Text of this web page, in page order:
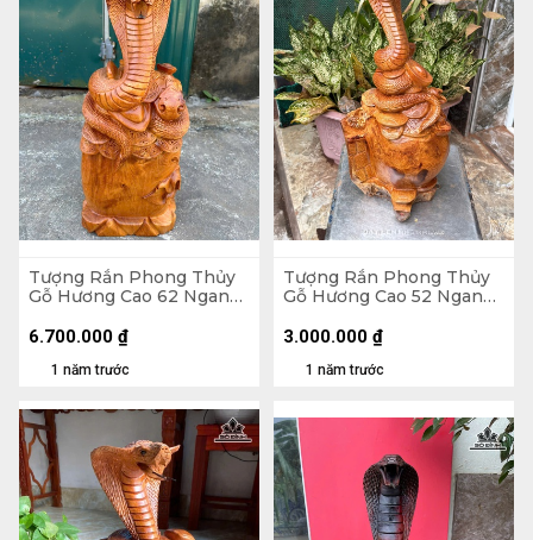
Tượng Rắn Phong Thủy
Gỗ Hương Cao 62 Ngang
1 năm trước
6.700.000 ₫
Tượng Rắn Phong Thủy
Gỗ Hương Cao 52 Ngang
1 năm trước
3.000.000 ₫